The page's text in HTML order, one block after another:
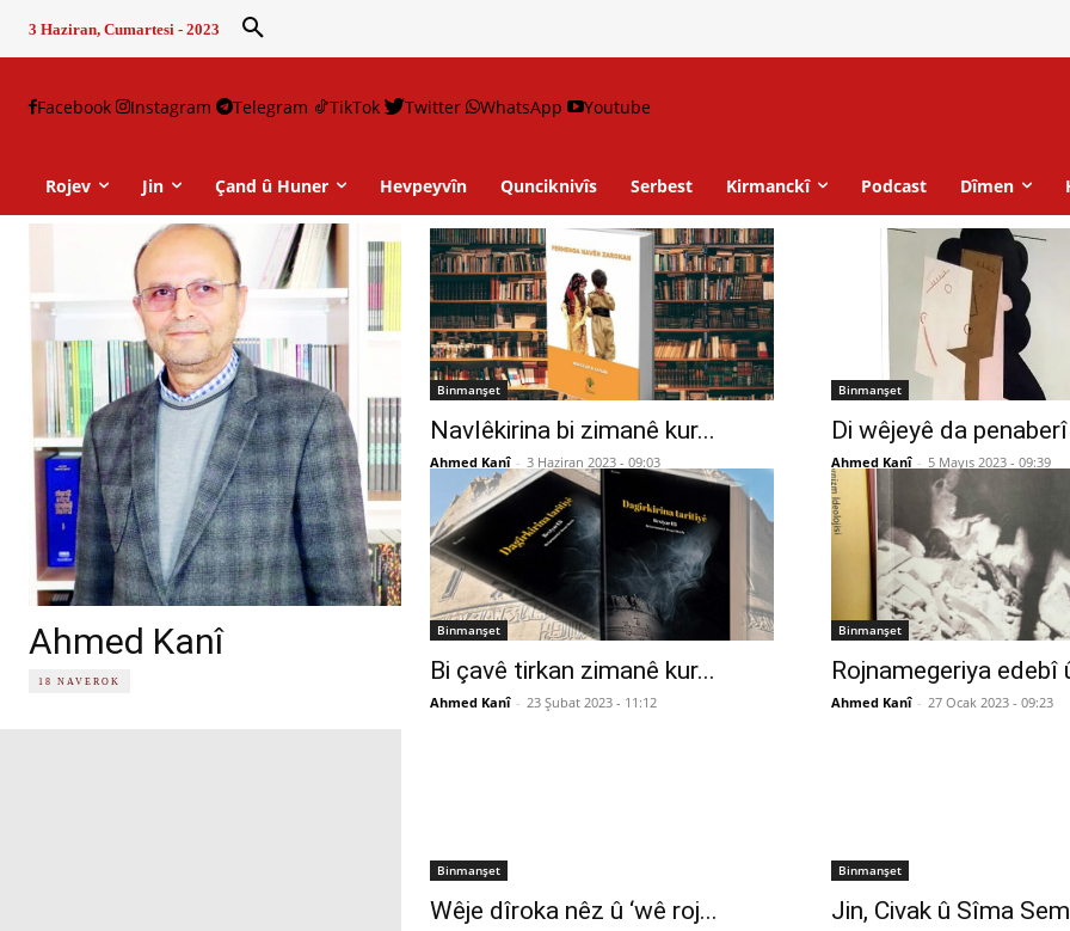
3 Haziran, Cumartesi - 2023
Facebook Instagram Telegram TikTok Twitter WhatsApp Youtube
Rojev Jin Çand û Huner Hevpeyvîn Qunciknivîs Serbest Kirmanckî Podcast Dîmen
Ahmed Kanî
18 NAVEROK
Binmanşet
Navlêkirina bi zimanê kur...
Ahmed Kanî - 3 Haziran 2023 - 09:03
Binmanşet
Di wêjeyê da
Ahmed Kanî - 5 Mayıs 2023 - 09:39
Binmanşet
Bi çavê tirkan zimanê kur...
Ahmed Kanî - 23 Şubat 2023 - 11:12
Binmanşet
Rojnamegeriya edebî
Ahmed Kanî - 27 Ocak 2023 - 09:23
Binmanşet
Wêje dîroka nêz û ‘wê roj...
Binmanşet
Jin, Civak û Sîma